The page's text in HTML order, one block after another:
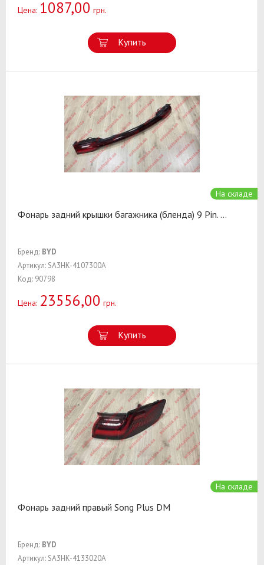
Цена: 1087,00 грн.
Купить
На складе
Фонарь задний крышки багажника (бленда) 9 Pin. ...
Бренд: BYD
Артикул: SA3HK-4107300A
Код: 90798
Цена: 23556,00 грн.
Купить
На складе
Фонарь задний правый Song Plus DM
Бренд: BYD
Артикул: SA3HK-4133020A